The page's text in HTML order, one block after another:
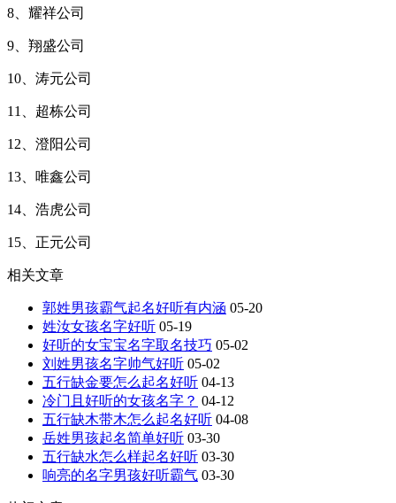
8、耀祥公司
9、翔盛公司
10、涛元公司
11、超栋公司
12、澄阳公司
13、唯鑫公司
14、浩虎公司
15、正元公司
相关文章
郭姓男孩霸气起名好听有内涵 05-20
姓汝女孩名字好听 05-19
好听的女宝宝名字取名技巧 05-02
刘姓男孩名字帅气好听 05-02
五行缺金要怎么起名好听 04-13
冷门且好听的女孩名字？ 04-12
五行缺木带木怎么起名好听 04-08
岳姓男孩起名简单好听 03-30
五行缺水怎么样起名好听 03-30
响亮的名字男孩好听霸气 03-30